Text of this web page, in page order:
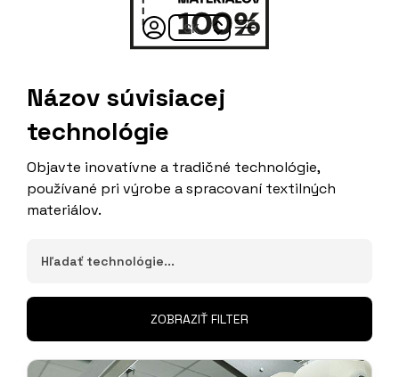
Názov súvisiacej
technológie
Objavte inovatívne a tradičné technológie,
používané pri výrobe a spracovaní textilných
materiálov.
ZOBRAZIŤ FILTER